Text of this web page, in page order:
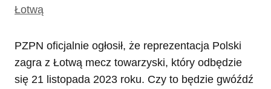
Łotwą
PZPN oficjalnie ogłosił, że reprezentacja Polski
zagra z Łotwą mecz towarzyski, który odbędzie
się 21 listopada 2023 roku. Czy to będzie gwóźdź